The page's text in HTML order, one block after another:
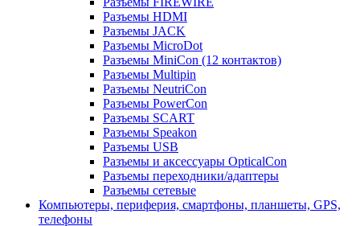
Разъемы HDMI
Разъемы JACK
Разъемы MicroDot
Разъемы MiniCon (12 контактов)
Разъемы Multipin
Разъемы NeutriCon
Разъемы PowerCon
Разъемы SCART
Разъемы Speakon
Разъемы USB
Разъемы и аксессуары OpticalCon
Разъемы переходники/адаптеры
Разъемы сетевые
Компьютеры, периферия, смартфоны, планшеты, GPS,
телефоны